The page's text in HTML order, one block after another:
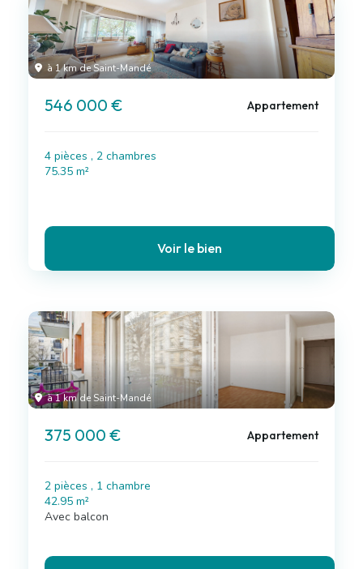
à 1 km de Saint-Mandé
546 000 € Appartement
4 pièces , 2 chambres
75.35 m²
Voir le bien
à 1 km de Saint-Mandé
375 000 € Appartement
2 pièces , 1 chambre
42.95 m²
Avec balcon